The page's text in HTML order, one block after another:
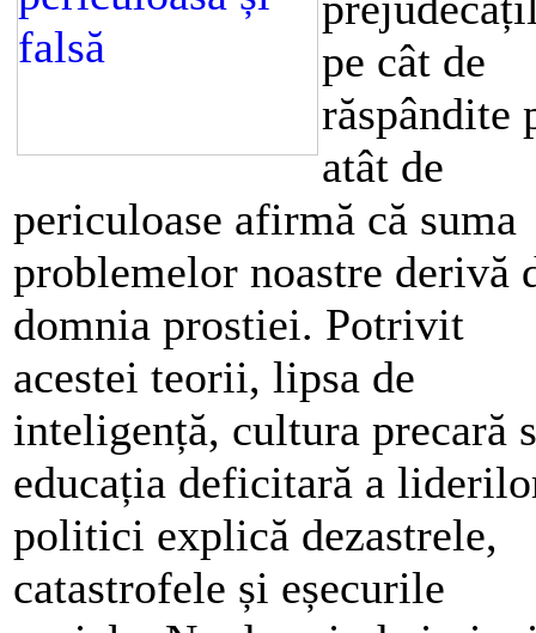
pe cât de
răspândite
atât de
periculoase afirmă că suma
problemelor noastre derivă
domnia prostiei. Potrivit
acestei teorii, lipsa de
inteligență, cultura precară
educația deficitară a
politici explică dezastrele,
catastrofele și eșecurile